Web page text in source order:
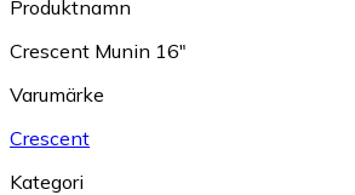
Produktnamn
Crescent Munin 16"
Varumärke
Crescent
Kategori